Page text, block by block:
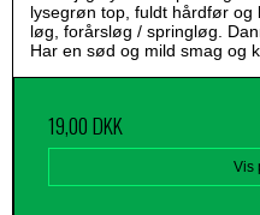
lysegrøn top, fuldt hårdfør og
løg, forårsløg / springløg.
Har en sød og mild smag og
19,00 DKK
Vis